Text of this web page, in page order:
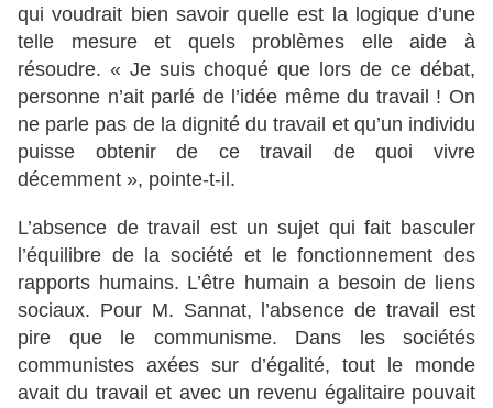
qui voudrait bien savoir quelle est la logique d’une
telle mesure et quels problèmes elle aide à
résoudre. « Je suis choqué que lors de ce débat,
personne n’ait parlé de l’idée même du travail ! On
ne parle pas de la dignité du travail et qu’un individu
puisse obtenir de ce travail de quoi vivre
décemment », pointe-t-il.
L’absence de travail est un sujet qui fait basculer
l’équilibre de la société et le fonctionnement des
rapports humains. L’être humain a besoin de liens
sociaux. Pour M. Sannat, l’absence de travail est
pire que le communisme. Dans les sociétés
communistes axées sur d’égalité, tout le monde
avait du travail et avec un revenu égalitaire pouvait